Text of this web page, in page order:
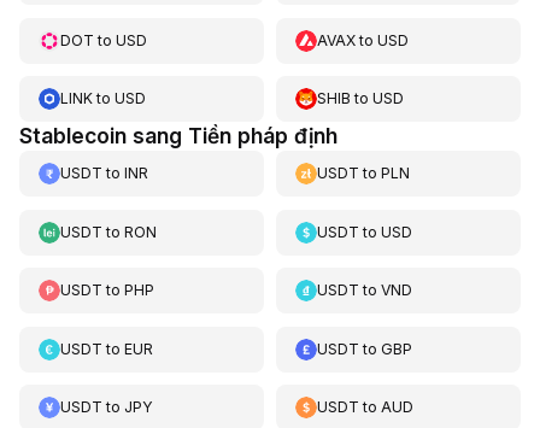
DOT to USD AVAXtoUSD
LINKto USD SHIB toUSD
Stablecoin sang Tiền pháp định
USDT to INR USDT toPLN
USDT to RON USDT toUSD
USDT to PHP USDT toVND
USDT to EUR USDT toGBP
USDT to JPY USDT toAUD